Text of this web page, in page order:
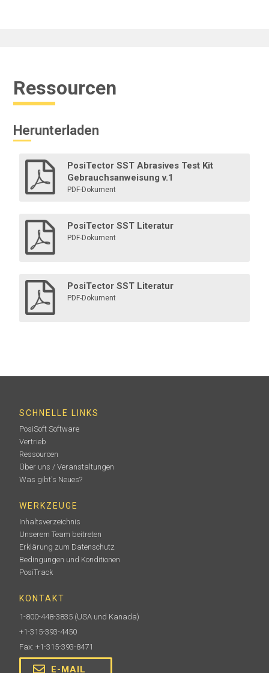
Ressourcen
Herunterladen
PosiTector SST Abrasives Test Kit
Gebrauchsanweisung v.1
PDF-Dokument
PosiTector SST Literatur
PDF-Dokument
PosiTector SST Literatur
PDF-Dokument
SCHNELLE LINKS
PosiSoft Software
Vertrieb
Ressourcen
Über uns / Veranstaltungen
Was gibt's Neues?
WERKZEUGE
Inhaltsverzeichnis
Unserem Team beitreten
Erklärung zum Datenschutz
Bedingungen und Konditionen
PosiTrack
KONTAKT
1-800-448-3835 (USA und Kanada)
+1-315-393-4450
Fax: +1-315-393-8471
E-MAIL